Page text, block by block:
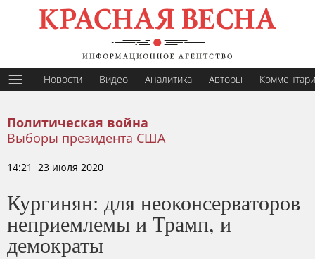
Новости Видео Аналитика Авторы
Политическая война
Выборы президента США
14:21 23 июля 2020
Кургинян: для неоконсерваторов
неприемлемы и Трамп, и
демократы